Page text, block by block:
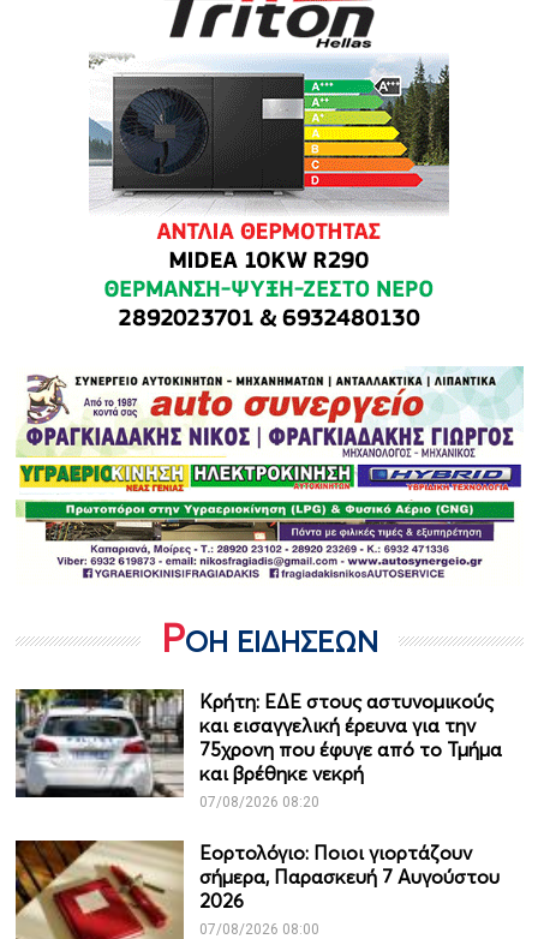
ΡΟΗ ΕΙΔΗΣΕΩΝ
Κρήτη: ΕΔΕ στους αστυνομικούς
και εισαγγελική έρευνα για την
75χρονη που έφυγε από το Τμήμα
και βρέθηκε νεκρή
07/08/2026 08:20
Εορτολόγιο: Ποιοι γιορτάζουν
σήμερα, Παρασκευή 7 Αυγούστου
2026
07/08/2026 08:00